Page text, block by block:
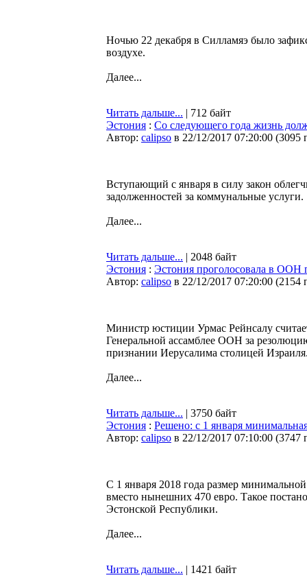
Ночью 22 декабря в Силламяэ было
воздухе.
Далее...
Читать дальше... | 712 байт
Эстония : Со следующего года жизнь
Автор: calipso в 22/12/2017 07:20:00 (3095
Вступающий с января в силу закон
задолженностей за коммунальные услуги.
Далее...
Читать дальше... | 2048 байт
Эстония : Эстония проголосовала в ООН
Автор: calipso в 22/12/2017 07:20:00 (2154
Министр юстиции Урмас Рейнсалу
Генеральной ассамблее ООН за
признании Иерусалима столицей
Далее...
Читать дальше... | 3750 байт
Эстония : Решено: с 1 января
Автор: calipso в 22/12/2017 07:10:00 (3747
С 1 января 2018 года размер
вместо нынешних 470 евро. Такое
Эстонской Республики.
Далее...
Читать дальше... | 1421 байт